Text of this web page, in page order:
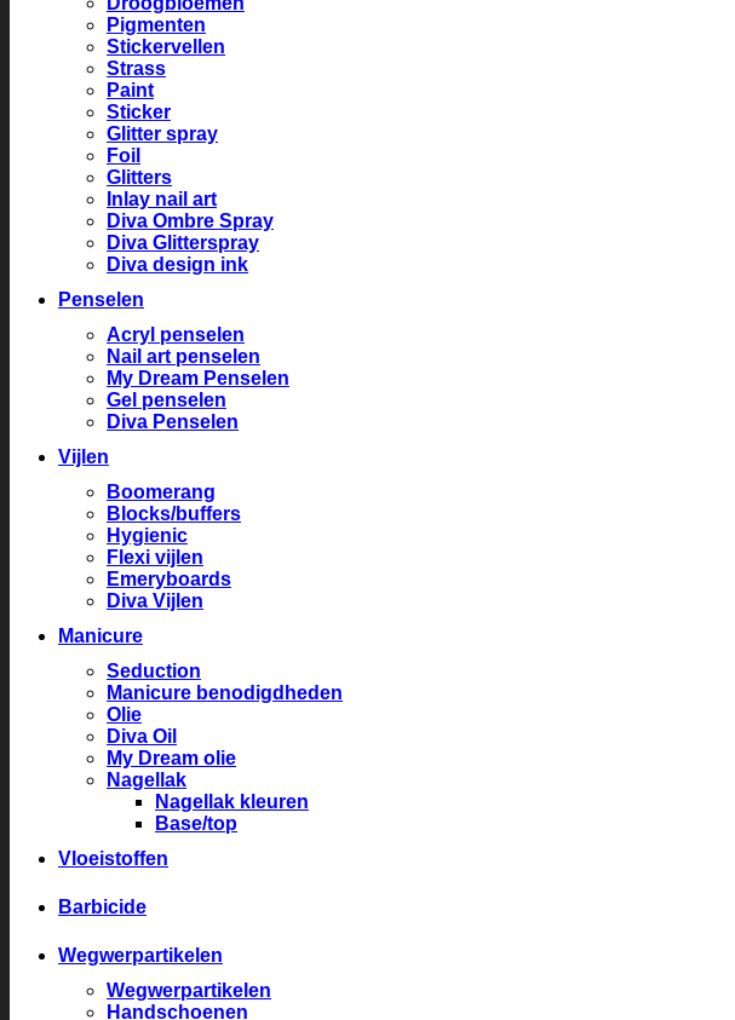
Pigmenten
Stickervellen
Strass
Paint
Sticker
Glitter spray
Foil
Glitters
Inlay nail art
Diva Ombre Spray
Diva Glitterspray
Diva design ink
Penselen
Acryl penselen
Nail art penselen
My Dream Penselen
Gel penselen
Diva Penselen
Vijlen
Boomerang
Blocks/buffers
Hygienic
Flexi vijlen
Emeryboards
Diva Vijlen
Manicure
Seduction
Manicure benodigdheden
Olie
Diva Oil
My Dream olie
Nagellak
Nagellak kleuren
Base/top
Vloeistoffen
Barbicide
Wegwerpartikelen
Wegwerpartikelen
Handschoenen